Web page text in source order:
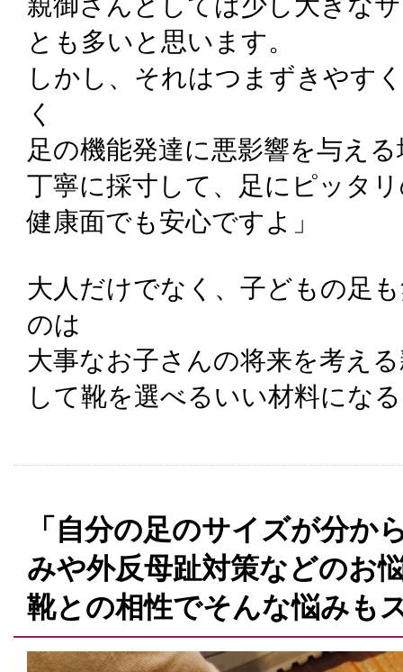
とも多いと思います。
しかし、それはつまずきやす
く
足の機能発達に悪影響を与え
丁寧に採寸して、足にピッタ
健康面でも安心ですよ」
大人だけでなく、子どもの足
のは
大事なお子さんの将来を考え
して靴を選べるいい材料にな
「自分の足のサイズが分
みや外反母趾対策などのお
靴との相性でそんな悩みも